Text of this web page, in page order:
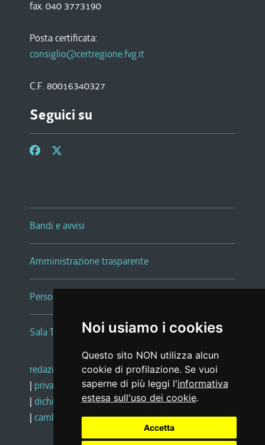
Noi usiamo i cookies
Questo sito NON utilizza alcun
cookie di profilazione. Se vuoi
saperne di più leggi l'informativa
estesa sull'uso dei cookie.
Accetta
fax. 040 3773190
Posta certificata:
consiglio@certregione.fvg.it
C.F. 80016340327
Seguici su
Bandi e avvisi
Amministrazione trasparente
Persone e Uffici
Sala Tiziano Tessitori
redazione web |note legali |glossario
| privacy
social media policy
| dichiarazione di accessibilità |feedback
| cambio preferenze cookie